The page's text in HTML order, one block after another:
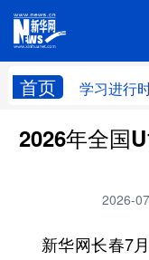
首页 学习进行
学习进行时
科技
2026年全国
2026-
新华网长春7